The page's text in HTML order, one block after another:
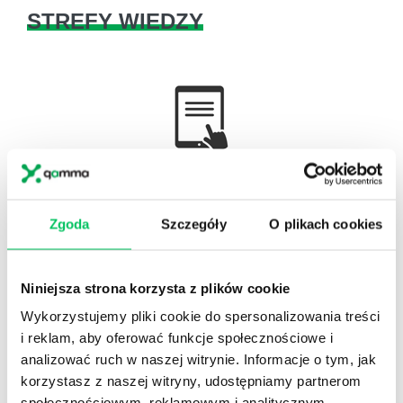
Zgoda Szczegóły O plikach cookies
Niniejsza strona korzysta z plików cookie
Wykorzystujemy pliki cookie do spersonalizowania treści
i reklam, aby oferować funkcje społecznościowe i
analizować ruch w naszej witrynie. Informacje o tym, jak
korzystasz z naszej witryny, udostępniamy partnerom
STREFY WIEDZY
WikiGamma HR
wiedzy.
Gamma Q&A
Odpowiedzi na często pojawiające się pytania z
obszaru HR.